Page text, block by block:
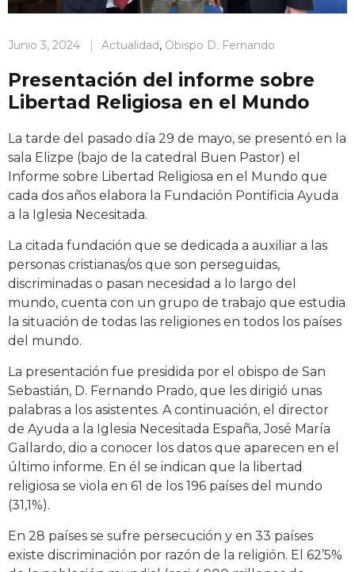
Junio 3, 2024 | Actualidad, Obispo D. Fernando
Presentación del informe sobre
Libertad Religiosa en el Mundo
La tarde del pasado día 29 de mayo, se presentó en la
sala Elizpe (bajo de la catedral Buen Pastor) el
Informe sobre Libertad Religiosa en el Mundo que
cada dos años elabora la Fundación Pontificia Ayuda
a la Iglesia Necesitada.
La citada fundación que se dedicada a auxiliar a las
personas cristianas/os que son perseguidas,
discriminadas o pasan necesidad a lo largo del
mundo, cuenta con un grupo de trabajo que estudia
la situación de todas las religiones en todos los países
del mundo.
La presentación fue presidida por el obispo de San
Sebastián, D. Fernando Prado, que les dirigió unas
palabras a los asistentes. A continuación, el director
de Ayuda a la Iglesia Necesitada España, José María
Gallardo, dio a conocer los datos que aparecen en el
último informe. En él se indican que la libertad
religiosa se viola en 61 de los 196 países del mundo
(31,1%).
En 28 países se sufre persecución y en 33 países
existe discriminación por razón de la religión. El 62’5%